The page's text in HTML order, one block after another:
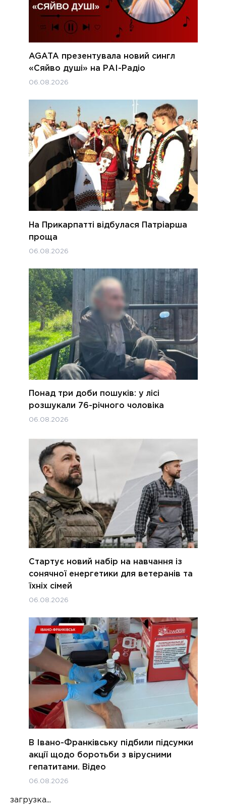
AGATA презентувала новий сингл
«Сяйво душі» на РАІ-Радіо
06.08.2026
На Прикарпатті відбулася Патріарша
проща
06.08.2026
Понад три доби пошуків: у лісі
розшукали 76-річного чоловіка
06.08.2026
Стартує новий набір на навчання із
сонячної енергетики для ветеранів та
їхніх сімей
06.08.2026
В Івано-Франківську підбили підсумки
акції щодо боротьби з вірусними
гепатитами. Відео
06.08.2026
загрузка...